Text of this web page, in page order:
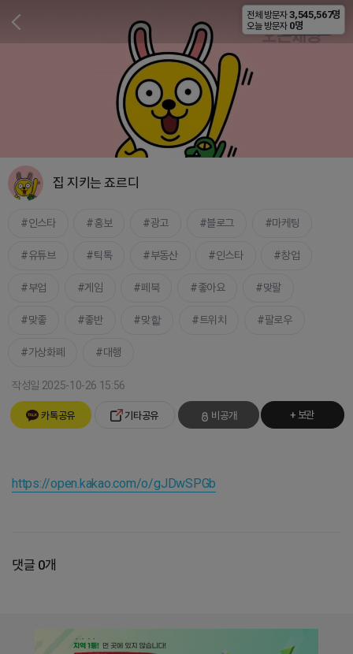
비공개
집 지키는 죠르디
인스타 홍보 광고 블로그 마케팅
유튜브 틱톡 부동산 인스타 창업
부업 게임 페북 좋아요 맞팔
맞좋 좋반 맞핱 트위치 팔로우
가상화폐 대행
작성일 2025-10-26 15:56
카톡공유 기타공유 비공개 + 보관
https://open.kakao.com/o/gJDwSPGb
댓글 0개
전체 방문자 3,545,567명
오늘 방문자 0명